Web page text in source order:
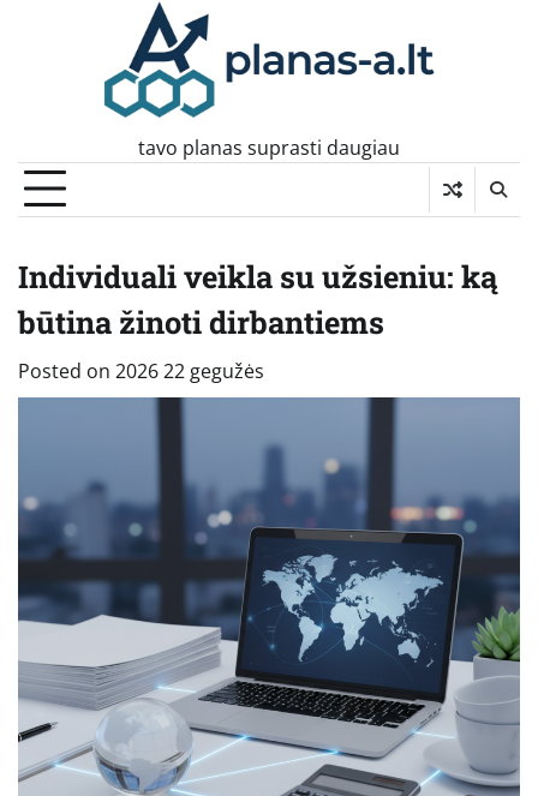
tavo planas suprasti daugiau
Individuali veikla su užsieniu: ką
būtina žinoti dirbantiems
Posted on 2026 22 gegužės